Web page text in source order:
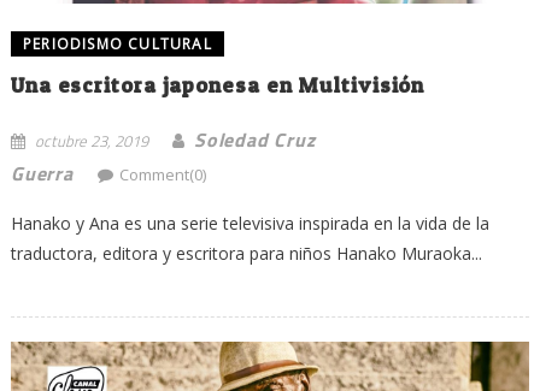
PERIODISMO CULTURAL
Una escritora japonesa en Multivisión
octubre 23, 2019
Soledad Cruz
Guerra
Comment(0)
Hanako y Ana es una serie televisiva inspirada en la vida de la
traductora, editora y escritora para niños Hanako Muraoka...